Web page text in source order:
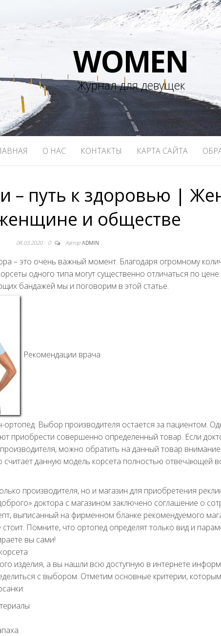
WOMEN
Журнал для девущек
О НАС КОНТАКТЫ КАРТА САЙТА
– путь к здоровью |
и обществе
08.03.2020 0 Автор ADMIN
– это очень важный момент. Благодаря огромному
одного типа могут существенно отличаться по
бандажей мы и поговорим в этой статье.
Рекомендации врача
ортопед. Выбор производителя остается за пациентом.
приобрести совершенно определенный товар. Если
можно обратить на данный товар
считает данную модель корсета полностью отвечающей
производителя, но и магазин для приобретения
доктора с магазином заключено соглашение о
выписанный на фирменном бланке рекомендуемого
Помните, что ортопед определят только вид и
вы сами!
изделия, а вы нашли всю доступную в интернете
с выбором. Отметим основные критерии,